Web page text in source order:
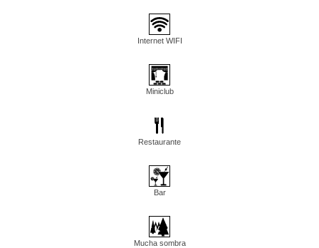
Internet WIFI
Miniclub
Restaurante
Bar
Mucha sombra